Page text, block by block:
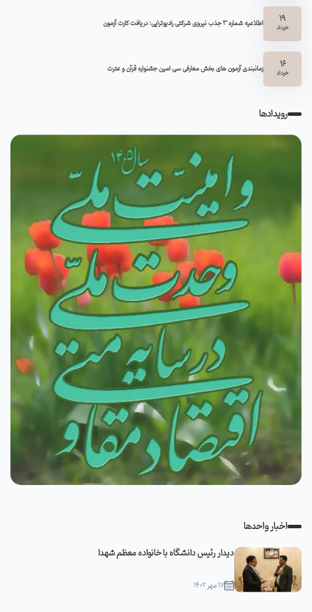
19
خرداد اطلاعیه شماره 3 جذب نیروی شرکتی رادیوتراپی: دریافت کارت آزمون
16
خرداد زمانبندی آزمون های بخش معارفی سی امین جشنواره قرآن و عترت
رویدادها
اخبار واحدها
دیدار رئیس دانشگاه با خانواده معظم شهدا
۱۷ مهر ۱۴۰۲